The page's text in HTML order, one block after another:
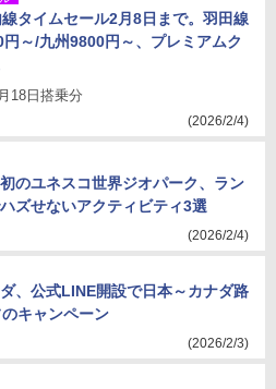
タイムセール2月8日まで。羽田線
～/九州9800円～、プレミアムク
18日搭乗分
(2026/2/4)
のユネスコ世界ジオパーク、ラン
ズせないアクティビティ3選
(2026/2/4)
、公式LINE開設で日本～カナダ路
キャンペーン
(2026/2/3)